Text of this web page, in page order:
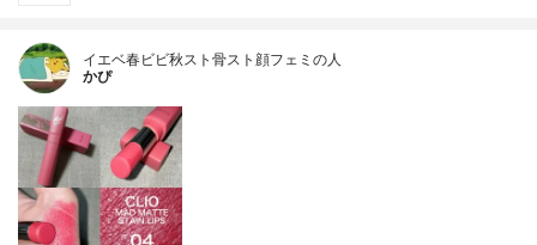
イエベ春ビビ秋スト骨スト顔フェミの人
かぴ